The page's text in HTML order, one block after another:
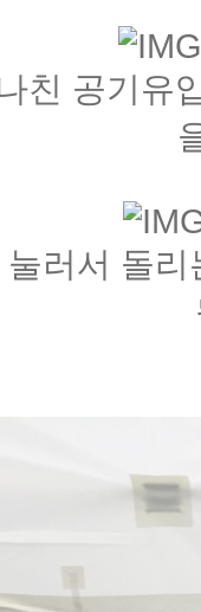
친 공기유
러서 돌